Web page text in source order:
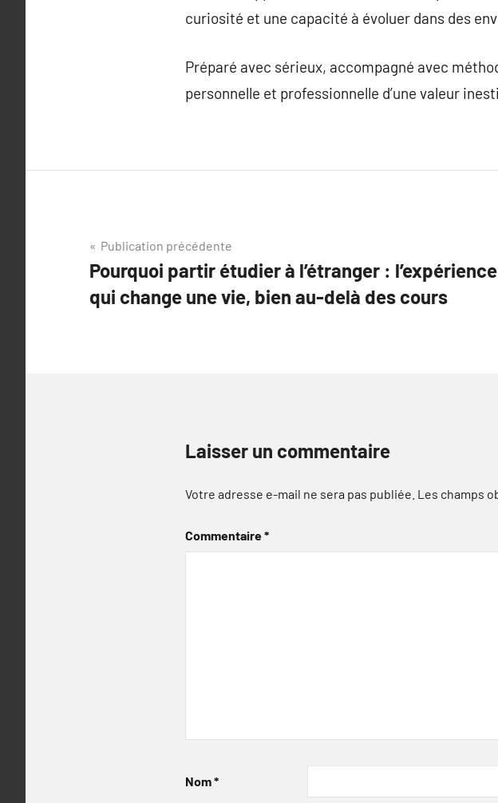
curiosité et une capacité à évoluer dans des
Préparé avec sérieux, accompagné avec
personnelle et professionnelle d’une valeur
Navigation
de
l’article
Publication précédente
Pourquoi partir étudier à l’étranger : l’expérience
qui change une vie, bien au-delà des cours
Laisser un commentaire
Votre adresse e-mail ne sera pas publiée. Les champs
Commentaire*
Nom*